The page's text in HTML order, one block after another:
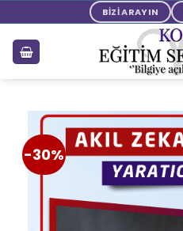
BİZİ ARAYIN
-30%